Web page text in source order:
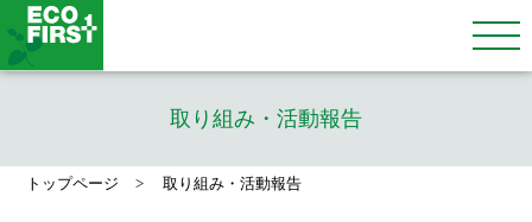
取り組み・活動報告
トップページ 取り組み・活動報告